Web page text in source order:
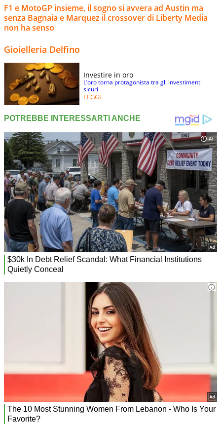
F1 e MotoGP insieme, il sogno si avvera ad Austin ma
senza Bagnaia e Marquez il crossover di Liberty Media
non ha senso
Gioielleria Delfino
Investire in oro
L’oro torna protagonista tra gli investimenti
sicuri
LEGGI